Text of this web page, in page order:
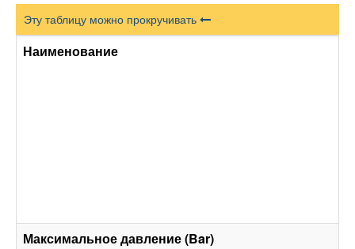
Эту таблицу можно прокручивать
Наименование
Максимальное давление (Bar)